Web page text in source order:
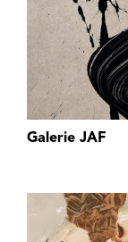
Galerie JAF